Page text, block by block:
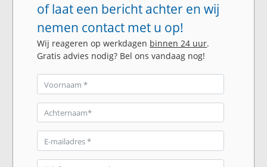
of laat een bericht achter en wij
nemen contact met u op!
Wij reageren op werkdagen binnen 24 uur.
Gratis advies nodig? Bel ons vandaag nog!